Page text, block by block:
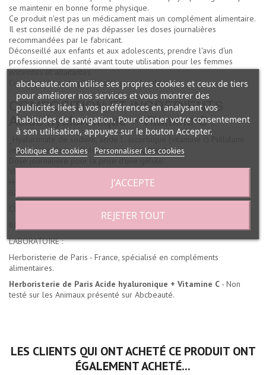
se maintenir en bonne forme physique.
Ce produit n'est pas un médicament mais un complément alimentaire.
Il est conseillé de ne pas dépasser les doses journalières
recommandées par le fabricant.
Déconseillé aux enfants et aux adolescents, prendre l'avis d'un
professionnel de santé avant toute utilisation pour les femmes
enceintes et allaitantes.
Conserver hors de portée des jeunes enfants
COMPOSITION ET INGREDIENTS
Acide hyaluronique + Vitamine C :
_Hyaluronate de soduim, acide L-ascorbique (vitamine c) Pullulane
(enveloppe de la gélule d'origine végétale).
Vitamine C : 200 mg 250% des VNR
Hyaluronate de sodium (apportant l'acide hyaluronique) : 340 mg
LABORATOIRE :
Herboristerie de Paris - France, spécialisé en compléments
alimentaires.
Herboristerie de Paris Acide hyaluronique + Vitamine C - Non
testé sur les Animaux présenté sur Abcbeauté.
LES CLIENTS QUI ONT ACHETÉ CE PRODUIT ONT
ÉGALEMENT ACHETÉ...
abcbeaute.com utilise ses propres cookies et ceux de tiers
pour améliorer nos services et vous montrer des
publicités liées à vos préférences en analysant vos
habitudes de navigation. Pour donner votre consentement
à son utilisation, appuyez sur le bouton Accepter.
Politique de cookies Personnaliser les cookies
REJETER TOUT
J'ACCEPTE